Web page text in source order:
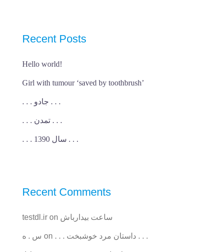
Recent Posts
Hello world!
Girl with tumour ‘saved by toothbrush’
. . . جادو . . .
. . . تمدن . . .
. . . سال 1390 . . .
Recent Comments
testdl.ir on ساعت بیدارباش
س . ه on . . . داستان مرد خوشبخت . . .